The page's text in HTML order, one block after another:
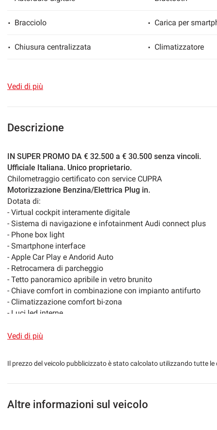
Bracciolo Carica per
Chiusura centralizzata Climatizzatore
Isofix
Luci diurne LED
Sensore di luce
Sensori di parcheggio posteriori Servosterzo
Sistema di parcheggio automatico
Start/Stop Automatico
Telecamera per parcheggio assistito Tetto panorama
Vedi di più
Descrizione
IN SUPER PROMO DA € 32.500 a € 30.500 senza vincoli.
Ufficiale Italiana. Unico proprietario.
Chilometraggio certificato con service CUPRA
Motorizzazione Benzina/Elettrica Plug in.
Dotata di:
- Virtual cockpit interamente digitale
- Sistema di navigazione e infotainment Audi connect plus
- Phone box light
- Smartphone interface
- Apple Car Play e Andorid Auto
- Retrocamera di parcheggio
- Tetto panoramico apribile in vetro brunito
- Chiave comfort in combinazione con impianto antifurto
- Climatizzazione comfort bi-zona
- Luci led interne
- Fari Matrix LED, fanali di coda a LED e impianto lavafari
- Parabrezza in vetro atermico
- Riconoscimento della segnaletica stradale con telecamera
Vedi di più
Il prezzo del veicolo pubblicizzato è stato calcolato utilizzando tutte
Altre informazioni sul veicolo
Cookie necessari
Cookie analitici
Cookie di marketing